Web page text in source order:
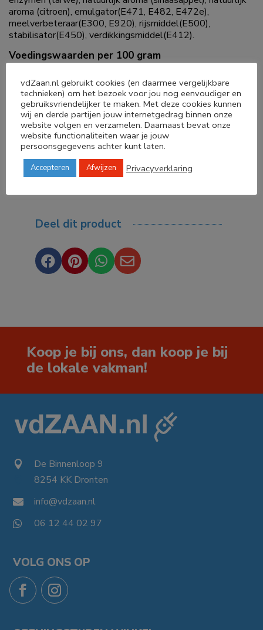
aroma (citroen), emulgator(E471, E482, E472e),
meelverbeteraar(E300, E920), rijsmiddel(E500),
stabilisator(E450), verdikkingsmiddel(E412).
Voedingswaarden per 100 gram
Vetten: 14 gram
Verzadigde vetzuren:11 gram
Koolhydraten: 45 gram
waarvan suikers: 24 gram
Eiwit: 23 gram
Zout: 0,1 gram
Deel dit product
   
Koop je bij ons, dan koop je bij
de lokale vakman!
 De Binnenloop 9
8254 KK Dronten
 info@vdzaan.nl
 06 12 44 02 97
VOLG ONS OP
vdZaan.nl gebruikt cookies (en daarmee vergelijkbare
technieken) om het bezoek voor jou nog eenvoudiger en
gebruiksvriendelijker te maken. Met deze cookies kunnen
wij en derde partijen jouw internetgedrag binnen onze
website volgen en verzamelen. Daarnaast bevat onze
website functionaliteiten waar je jouw
persoonsgegevens achter kunt laten.
Accepteren Afwijzen Privacyverklaring